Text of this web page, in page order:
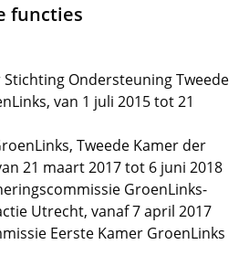
functies
Ondersteuning Tweede
van 1 juli 2015 tot 21
Tweede Kamer der
21 maart 2017 tot 6 juni 2018
GroenLinks-
Utrecht, vanaf 7 april 2017
Eerste Kamer GroenLinks